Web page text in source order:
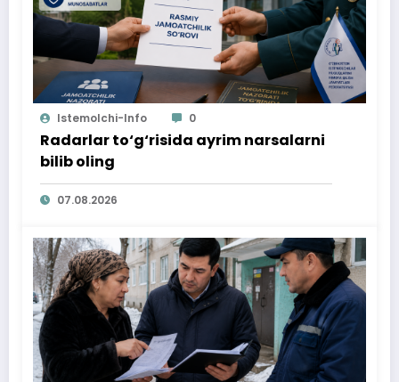
Istemolchi-Info 0
Radarlar to‘g‘risida ayrim narsalarni
bilib oling
07.08.2026